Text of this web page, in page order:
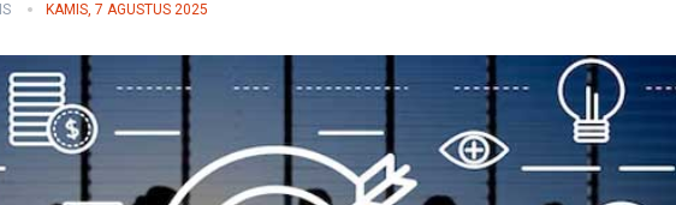
KAMIS, 7 AGUSTUS 2025